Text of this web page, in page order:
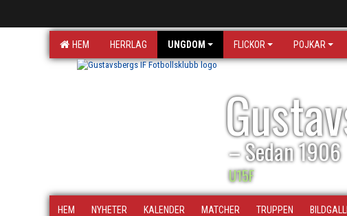
HEM HERRLAG UNGDOM FLICKOR POJKAR
– Sedan 1906
U15F
HEM NYHETER KALENDER MATCHER TRUPPEN